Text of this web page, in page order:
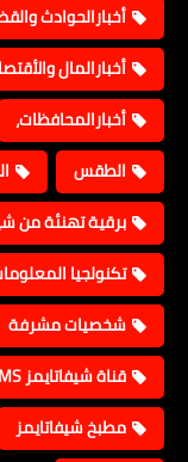
أخبارالحوادث
أخبارالمال
أخبارالمحافظات،
الطقس
برقية تهنئة من
تكنولجيا
شخصيات مشرفة
قناة شيفاتايمز TV / SHEFATAIMS
مطبخ شيفاتايمز